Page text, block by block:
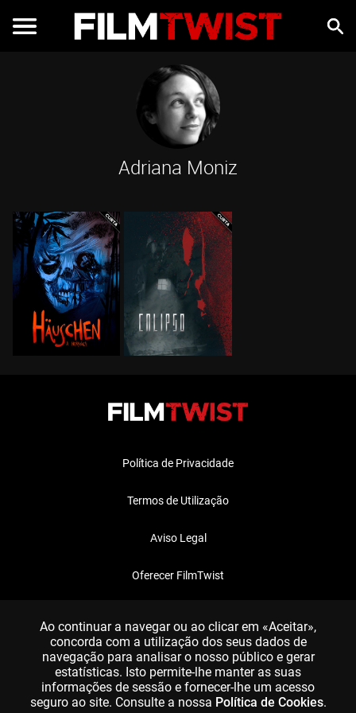
Adriana Moniz
Política de Privacidade
Termos de Utilização
Aviso Legal
Oferecer FilmTwist
Ao continuar a navegar ou ao clicar em «Aceitar»,
concorda com a utilização dos seus dados de
navegação para analisar o nosso público e gerar
estatísticas. Isto permite-lhe manter as suas
informações de sessão e fornecer-lhe um acesso
seguro ao site. Consulte a nossa Política de Cookies.